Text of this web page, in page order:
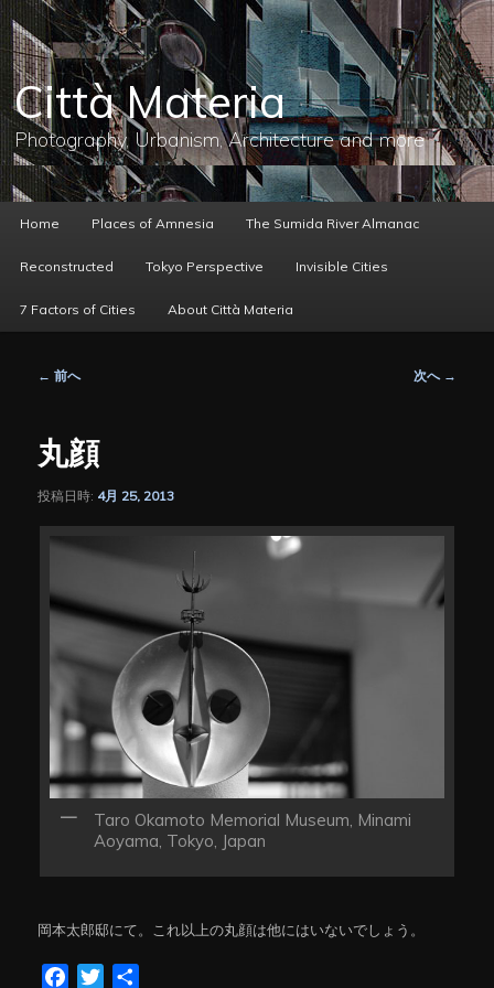
メ
イ
ン
コ
ン
テ
ン
へ
移
動
Città Materia
Photography, Urbanism, Architecture and more
ー
Home Places of Amnesia The Sumida River Almanac
Reconstructed Tokyo Perspective Invisible Cities
7 Factors of Cities About Città Materia
ビ
ゲ
シ
ン
← 前へ 次へ →
丸顔
投稿日時: 4月 25, 2013
Taro Okamoto Memorial Museum, Minami
Aoyama, Tokyo, Japan
岡本太郎邸にて。これ以上の丸顔は他にはいないでしょう。
FacebookTwitter